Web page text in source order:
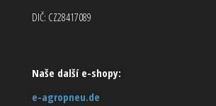
DIČ: CZ28417089
Naše další e-shopy:
e-agropneu.de